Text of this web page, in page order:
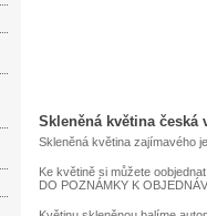
Skleněná květina česká
Skleněná květina zajímavého
Ke květině si můžete
DO POZNÁMKY K